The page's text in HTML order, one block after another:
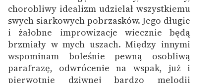
chorobliwy idealizm udzielał wszystkiemu
swych siarkowych pobrzasków. Jego długie
i żałobne improwizacje wiecznie będą
brzmiały w mych uszach. Między innymi
wspominam boleśnie pewną osobliwą
parafrazę, odwrócenie na wspak, już i
pierwotnie dziwnej bardzo melodii